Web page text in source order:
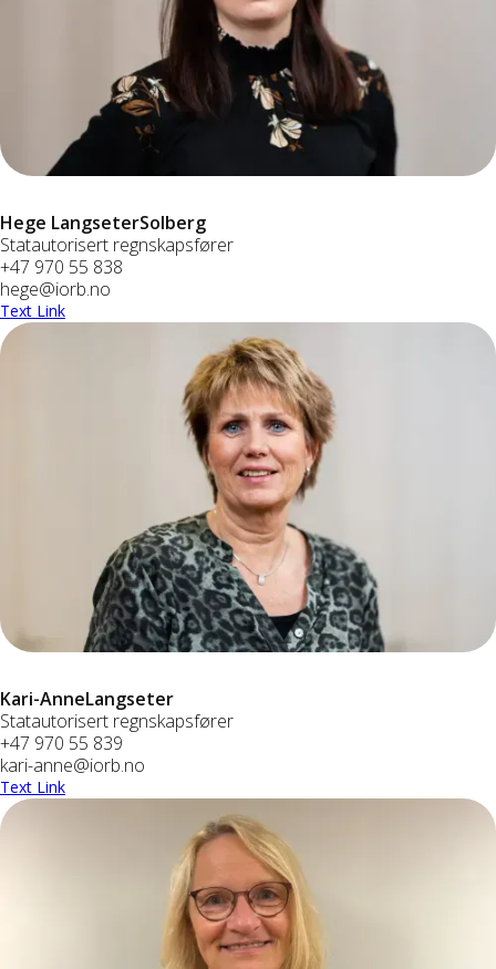
Hege LangseterSolberg
Statautorisert regnskapsfører
+47 970 55 838
hege@iorb.no
Text Link
Kari-AnneLangseter
Statautorisert regnskapsfører
+47 970 55 839
kari-anne@iorb.no
Text Link